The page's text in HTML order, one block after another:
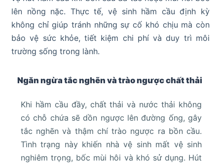
lên nồng nặc. Thực tế, vệ sinh hầm cầu định kỳ
không chỉ giúp tránh những sự cố khó chịu mà còn
bảo vệ sức khỏe, tiết kiệm chi phí và duy trì môi
trường sống trong lành.
Ngăn ngừa tắc nghẽn và trào ngược chất thải
Khi hầm cầu đầy, chất thải và nước thải không
có chỗ chứa sẽ dồn ngược lên đường ống, gây
tắc nghẽn và thậm chí trào ngược ra bồn cầu.
Tình trạng này khiến nhà vệ sinh mất vệ sinh
nghiêm trọng, bốc mùi hôi và khó sử dụng. Hút